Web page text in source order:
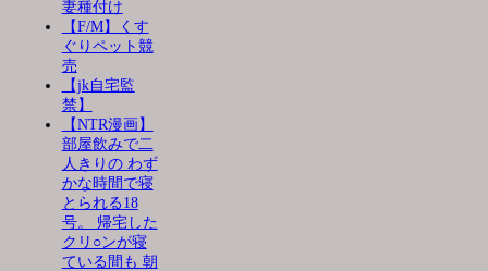
妻種付け
【F/M】くす
ぐりペット競
売
【jk自宅監
禁】
【NTR漫画】
部屋飲みで二
人きりの わず
かな時間で寝
とられる18
号。 帰宅した
クリ○ンが寝
ている間も 朝